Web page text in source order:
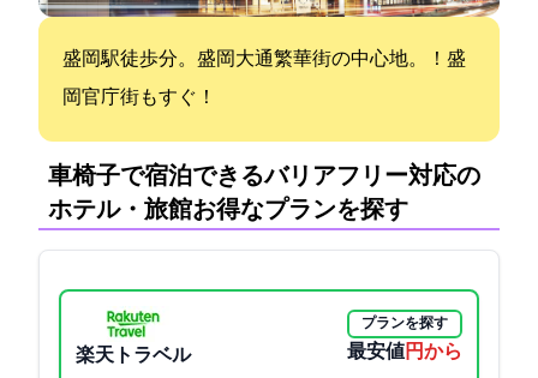
盛岡駅徒歩15分。盛岡大通繁華街の中心地。！盛
岡官庁街もすぐ！
車椅子で宿泊できるバリアフリー対応の
ホテル・旅館:お得なプランを探す
楽天トラベル
プランを探す
最安値3180円から